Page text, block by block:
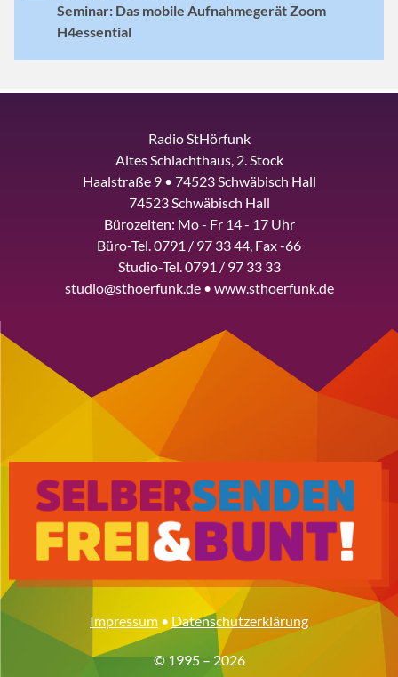
Seminar: Das mobile Aufnahmegerät Zoom
H4essential
Radio StHörfunk
Altes Schlachthaus, 2. Stock
Haalstraße 9 • 74523 Schwäbisch Hall
74523 Schwäbisch Hall
Bürozeiten: Mo - Fr 14 - 17 Uhr
Büro-Tel. 0791 / 97 33 44, Fax -66
Studio-Tel. 0791 / 97 33 33
studio@sthoerfunk.de • www.sthoerfunk.de
Impressum • Datenschutzerklärung
© 1995 – 2026